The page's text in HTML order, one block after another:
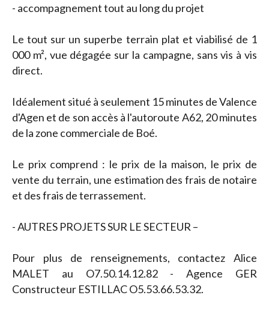
- accompagnement tout au long du projet
Le tout sur un superbe terrain plat et viabilisé de 1
000 m², vue dégagée sur la campagne, sans vis à vis
direct.
Idéalement situé à seulement 15 minutes de Valence
d'Agen et de son accès à l'autoroute A62, 20 minutes
de la zone commerciale de Boé.
Le prix comprend : le prix de la maison, le prix de
vente du terrain, une estimation des frais de notaire
et des frais de terrassement.
- AUTRES PROJETS SUR LE SECTEUR –
Pour plus de renseignements, contactez Alice
MALET au O7.50.14.12.82 - Agence GER
Constructeur ESTILLAC O5.53.66.53.32.